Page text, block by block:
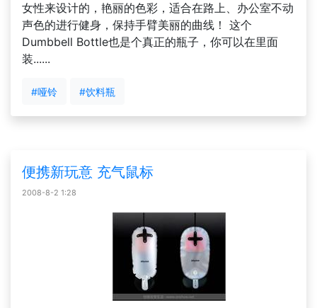
女性来设计的，艳丽的色彩，适合在路上、办公室不动
声色的进行健身，保持手臂美丽的曲线！ 这个
Dumbbell Bottle也是个真正的瓶子，你可以在里面
装......
#哑铃 #饮料瓶
便携新玩意 充气鼠标
2008-8-2 1:28